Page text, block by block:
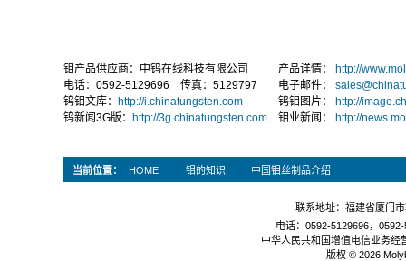
钼产品供应商：中钨在线科技有限公司 产品详情： http://
电话：0592-5129696 传真：5129797
电子邮件：
钨钼文库： http://i.chinatungsten.com 钨钼图片： http://
钨新闻3G版： http://3g.chinatungsten.com 钼业新闻： http://
当前位置： HOME 钼的知识 中国钼丝制品介绍
联系地址：福建省厦门
电话：0592-5129696，
中华人民共和国增值电信业务经
版权 © 2026